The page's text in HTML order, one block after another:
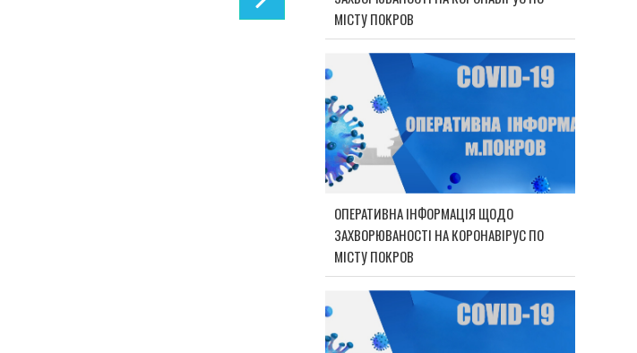
МІСТУ ПОКРОВ
ОПЕРАТИВНА ІНФОРМАЦІЯ ЩОДО
ЗАХВОРЮВАНОСТІ НА КОРОНАВІРУС ПО
МІСТУ ПОКРОВ